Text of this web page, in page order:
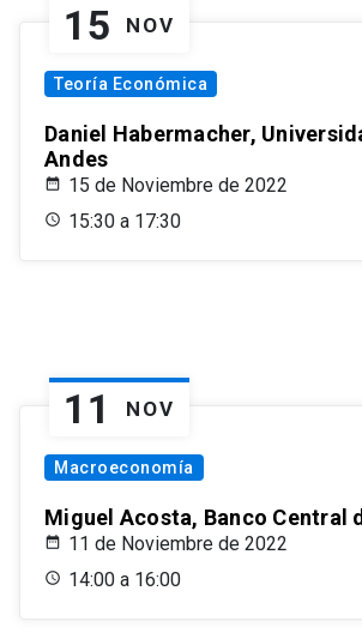
15 NOV
Teoría Económica
Daniel Habermacher,
Andes
15 de Noviembre de 2022
15:30 a 17:30
11 NOV
Macroeconomía
Miguel Acosta, Banco Central
11 de Noviembre de 2022
14:00 a 16:00